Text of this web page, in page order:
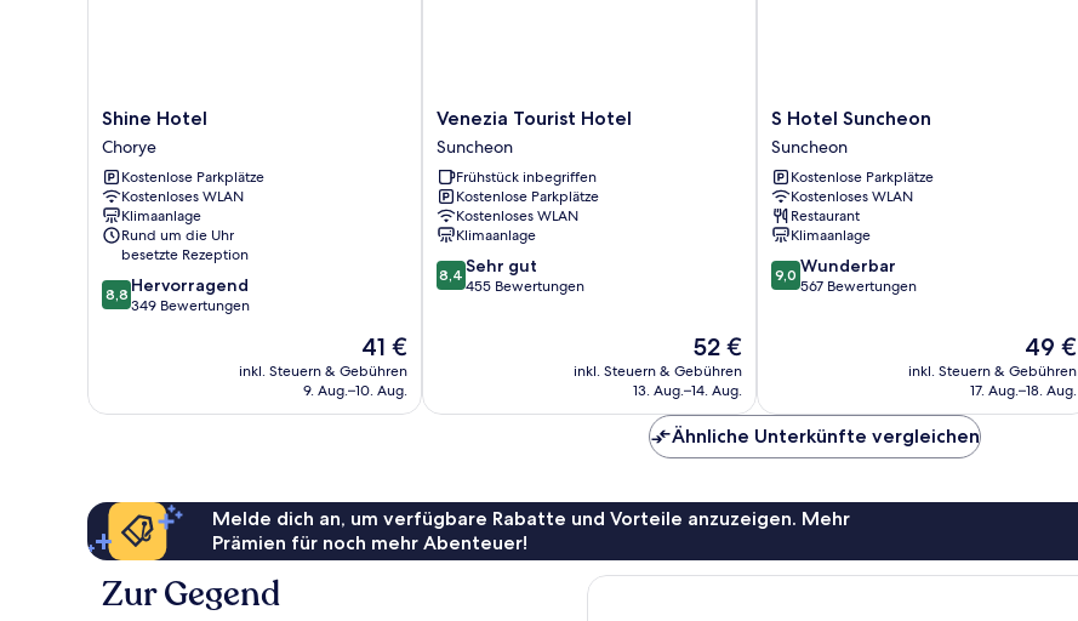
Shine
Hotel
Chorye
Shine Hotel
Chorye
Kostenlose Parkplätze
Kostenloses WLAN
Klimaanlage
Rund um die Uhr
besetzte Rezeption
8.8
von
8,8 Hervorragend
349 Bewertungen
Der
Preis
beträgt
41 €
inkl. Steuern & Gebühren
9. Aug.–10. Aug.
Venezia
Tourist
Hotel
Suncheon
Venezia Tourist Hotel
Suncheon
Frühstück inbegriffen
Kostenlose Parkplätze
Kostenloses WLAN
Klimaanlage
8.4
von
8,4 Sehr gut
455 Bewertungen
Der
Preis
beträgt
52 €
inkl. Steuern & Gebühren
13. Aug.–14. Aug.
S
Hotel
Suncheon
Suncheon
S Hotel Suncheon
Suncheon
Kostenlose Parkplätze
Kostenloses WLAN
Restaurant
Klimaanlage
9.0
von
9,0 Wunderbar
567 Bewertungen
Der
Preis
beträgt
49 €
inkl. Steuern & Gebühren
17. Aug.–18. Aug.
Ähnliche Unterkünfte vergleichen
Melde dich an, um verfügbare Rabatte und Vorteile anzuzeigen. Mehr
Prämien für noch mehr Abenteuer!
Zur Gegend